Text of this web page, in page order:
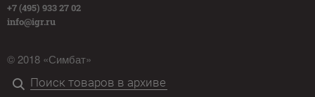
+7 (495) 933 27 02
info@igr.ru
© 2018 «Симбат»